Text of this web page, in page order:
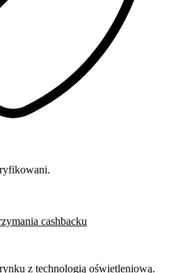
cashbacku
z technologią oświetleniową.